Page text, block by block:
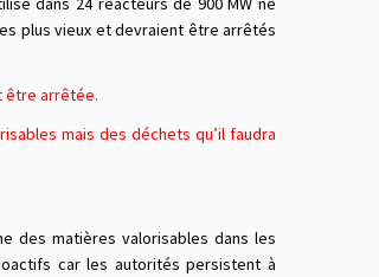
plus vieux et devraient être arrêtés
être arrêtée.
mais des déchets qu’il faudra
des matières valorisables dans les
car les autorités persistent à